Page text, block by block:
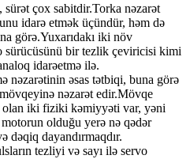
sürət çox sabitdir.Torka nəzarət
idarə etmək üçündür, həm də
görə.Yuxarıdakı iki növ
sürücüsünü bir tezlik çeviricisi kimi
idarəetmə ilə.
nəzarətinin əsas tətbiqi, buna görə
nəzarət edir.Mövqe
olan iki fiziki kəmiyyəti var, yəni
olduğu yerə nə qədər
dəqiq dayandırmaqdır.
tezliyi və sayı ilə servo